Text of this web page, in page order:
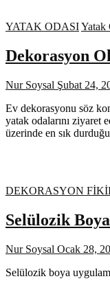
YATAK ODASIYatak
Dekorasyon
Nur Soysal Şubat 24,
Ev dekorasyonu söz
yatak odalarını ziyaret
üzerinde en sık
DEKORASYON
Selülozik
Nur Soysal Ocak 28,
Selülozik boya